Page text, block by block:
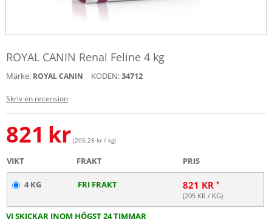
ROYAL CANIN Renal Feline 4 kg
Märke: ROYAL CANIN KODEN:34712
Skriv en recension
821 kr (205.28 kr / kg)
VIKT FRAKT PRIS
4 KG FRI FRAKT 821 KR
(205 KR / KG)
VI SKICKAR INOM HÖGST 24 TIMMAR